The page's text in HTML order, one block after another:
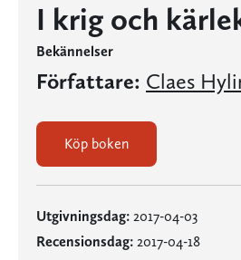
I krig och
Bekännelser
Författare: Claes
Köp boken
Utgivningsdag: 2017-04-03
Recensionsdag: 2017-04-18